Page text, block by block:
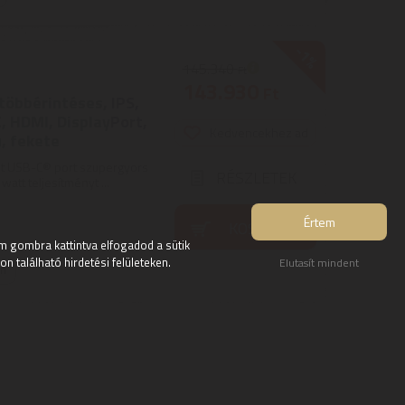
KOSÁRBA
gombra kattintva elfogadod a sütik
található hirdetési felületeken.
Értem
Elutasít mindent